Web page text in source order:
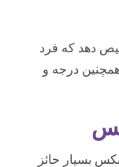
دهد که فرد
درجه و
بسیار حائز